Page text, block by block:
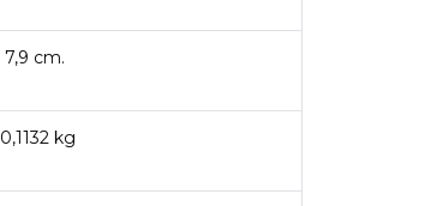
7,9 cm.
0,1132 kg